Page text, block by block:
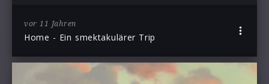
vor 11 Jahren
Home - Ein smektakulärer Trip